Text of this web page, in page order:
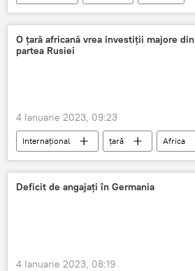
O țară africană vrea investiții majore din
partea Rusiei
4 Ianuarie 2023, 09:23
Internațional țară
Africa
investiții
Rusia
Deficit de angajaţi în Germania
4 Ianuarie 2023, 08:19